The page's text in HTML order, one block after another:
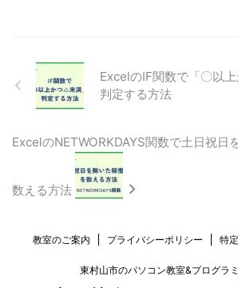
ExcelのIF関数で「〇以
判定する方法
ExcelのNETWORKDAYS関数で土日祝日
数える方法
教室のご案内 プライバシーポリシー 特
東村山市のパソコン教室&プログラ